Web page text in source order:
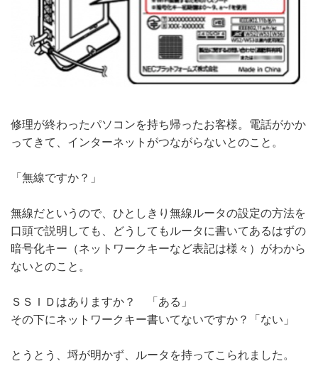
修理が終わったパソコンを持ち帰ったお客様。電話がかか
ってきて、インターネットがつながらないとのこと。
「無線ですか？」
無線だというので、ひとしきり無線ルータの設定の方法を
口頭で説明しても、どうしてもルータに書いてあるはずの
暗号化キー（ネットワークキーなど表記は様々）がわから
ないとのこと。
ＳＳＩＤはありますか？ 「ある」
その下にネットワークキー書いてないですか？「ない」
とうとう、埒が明かず、ルータを持ってこられました。